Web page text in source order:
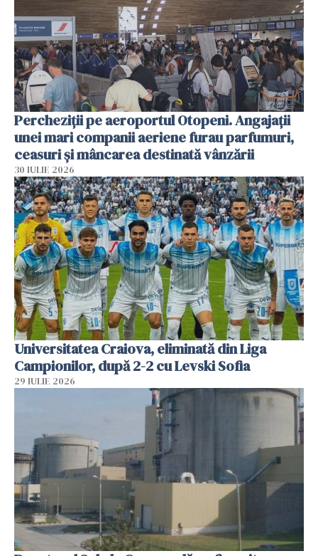
Percheziții pe aeroportul Otopeni. Angajații
unei mari companii aeriene furau parfumuri,
ceasuri și mâncarea destinată vânzării
30 IULIE 2026
Universitatea Craiova, eliminată din Liga
Campionilor, după 2-2 cu Levski Sofia
29 IULIE 2026